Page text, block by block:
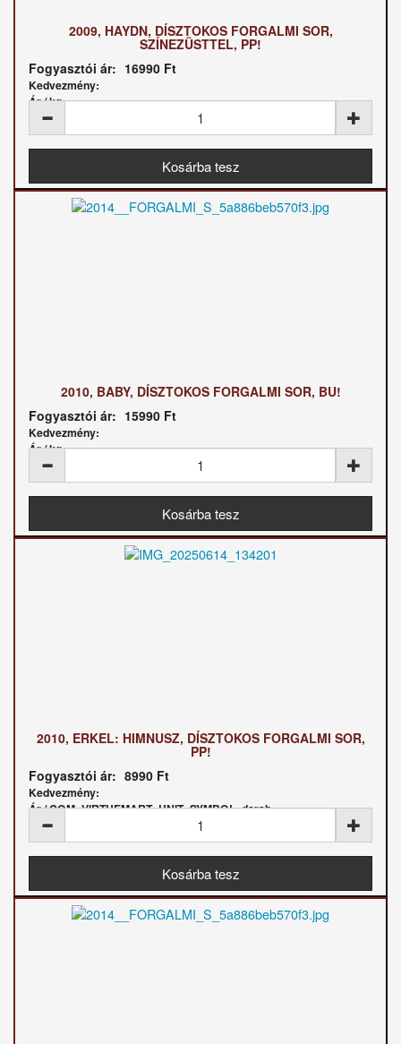
2009, HAYDN, DÍSZTOKOS FORGALMI SOR,
SZÍNEZÜSTTEL, PP!
Fogyasztói ár: 16990 Ft
Kedvezmény:
Ár / kg:
2010, BABY, DÍSZTOKOS FORGALMI SOR, BU!
Fogyasztói ár: 15990 Ft
Kedvezmény:
Ár / kg:
2010, ERKEL: HIMNUSZ, DÍSZTOKOS FORGALMI SOR,
PP!
Fogyasztói ár: 8990 Ft
Kedvezmény:
Ár / COM_VIRTUEMART_UNIT_SYMBOL_darab: